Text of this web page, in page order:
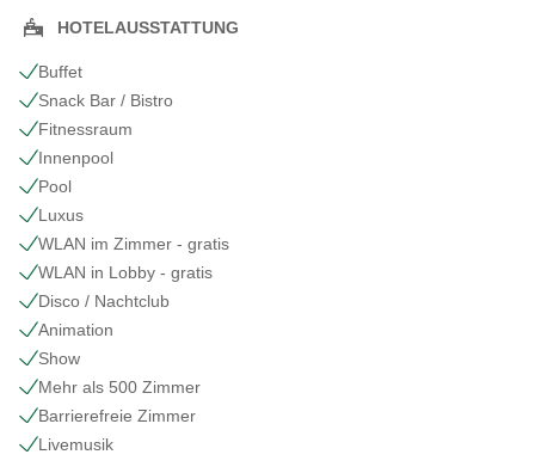
HOTELAUSSTATTUNG
Buffet
Snack Bar / Bistro
Fitnessraum
Innenpool
Pool
Luxus
WLAN im Zimmer - gratis
WLAN in Lobby - gratis
Disco / Nachtclub
Animation
Show
Mehr als 500 Zimmer
Barrierefreie Zimmer
Livemusik